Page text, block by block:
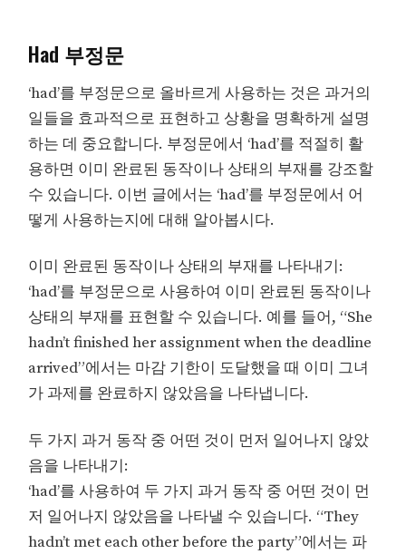
Had 부정문
‘had’를 부정문으로 올바르게 사용하는 것은 과거의
일들을 효과적으로 표현하고 상황을 명확하게 설명
하는 데 중요합니다. 부정문에서 ‘had’를 적절히 활
용하면 이미 완료된 동작이나 상태의 부재를 강조할
수 있습니다. 이번 글에서는 ‘had’를 부정문에서 어
떻게 사용하는지에 대해 알아봅시다.
이미 완료된 동작이나 상태의 부재를 나타내기:
‘had’를 부정문으로 사용하여 이미 완료된 동작이나
상태의 부재를 표현할 수 있습니다. 예를 들어, “She
hadn’t finished her assignment when the deadline
arrived”에서는 마감 기한이 도달했을 때 이미 그녀
가 과제를 완료하지 않았음을 나타냅니다.
두 가지 과거 동작 중 어떤 것이 먼저 일어나지 않았
음을 나타내기:
‘had’를 사용하여 두 가지 과거 동작 중 어떤 것이 먼
저 일어나지 않았음을 나타낼 수 있습니다. “They
hadn’t met each other before the party”에서는 파